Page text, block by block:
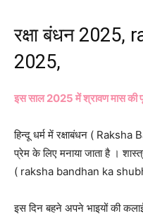
रक्षा बंधन 2025,
2025,
इस साल 2025 में श्रावण मास की
हिन्दू धर्म में रक्षाबंधन ( Raksha
प्रेम के लिए मनाया जाता है ।
( raksha bandhan ka shubh
इस दिन बहने अपने भाइयों की